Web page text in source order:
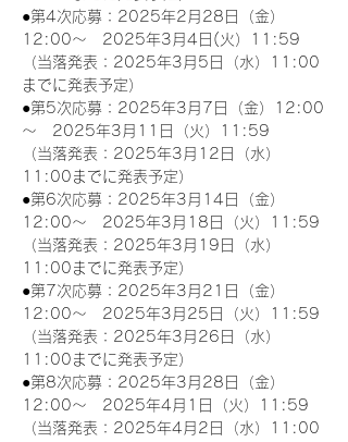
●第4次応募：2025年2月28日（金）
12:00～　2025年3月4日(火）11:59
（当落発表：2025年3月5日（水）11:00
までに発表予定）
●第5次応募：2025年3月7日（金）12:00
～　2025年3月11日（火）11:59
（当落発表：2025年3月12日（水）
11:00までに発表予定）
●第6次応募：2025年3月14日（金）
12:00～　2025年3月18日（火）11:59
（当落発表：2025年3月19日（水）
11:00までに発表予定）
●第7次応募：2025年3月21日（金）
12:00～　2025年3月25日（火）11:59
（当落発表：2025年3月26日（水）
11:00までに発表予定）
●第8次応募：2025年3月28日（金）
12:00～　2025年4月1日（火）11:59
（当落発表：2025年4月2日（水）11:00